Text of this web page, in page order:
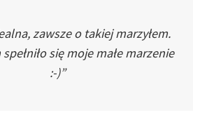
zawsze o takiej marzyłem.
się moje małe marzenie
:-)”